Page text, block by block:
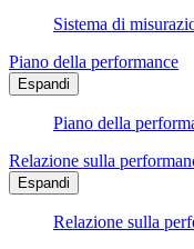
Sistema di
Piano della performance
Espandi
Piano della
Relazione sulla
Espandi
Relazione sulla